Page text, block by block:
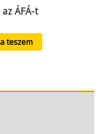
ÁFÁ-t
teszem